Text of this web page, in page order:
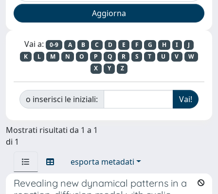
Vai a: 0-9 A B C D E F G H I
J
K
L M N O P Q R S T U V
W
X
Y Z
o inserisci le iniziali:
Mostrati risultati da 1 a 1
di 1
esporta metadati
Revealing new dynamical patterns in a